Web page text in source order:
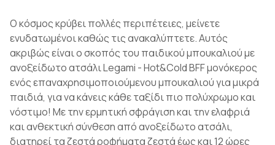
Ο κόσμος κρύβει πολλές περιπέτειες, μείνετε
ενυδατωμένοι καθώς τις ανακαλύπτετε. Αυτός
ακριβώς είναι ο σκοπός του παιδικού μπουκαλιού με
ανοξείδωτο ατσάλι Legami - Hot&Cold BFF μονόκερος
ενός επαναχρησιμοποιούμενου μπουκαλιού για μικρά
παιδιά, για να κάνεις κάθε ταξίδι πιο πολύχρωμο και
νόστιμο! Με την ερμητική σφράγιση και την ελαφριά
και ανθεκτική σύνθεση από ανοξείδωτο ατσάλι,
διατηρεί τα ζεστά ροφήματα ζεστά έως και 12 ώρες